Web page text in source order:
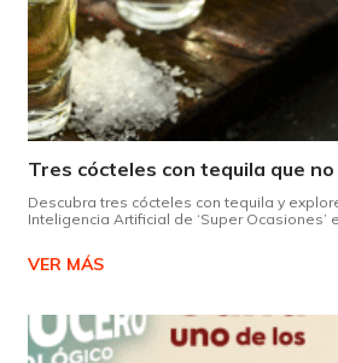
Descubra tres cócteles con tequila y
Inteligencia Artificial de ‘Super Ocasiones’
VER MÁS